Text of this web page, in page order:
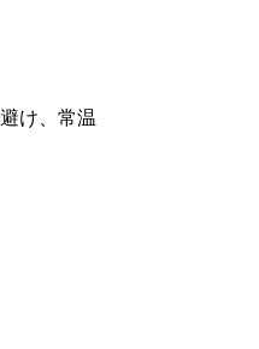
け、常温